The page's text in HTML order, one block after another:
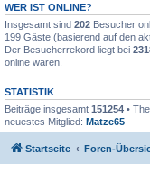
WER IST ONLINE?
Insgesamt sind 202 Besucher
199 Gäste (basierend auf den
Der Besucherrekord liegt bei
online waren.
STATISTIK
Beiträge insgesamt 151254 •
neuestes Mitglied: Matze65
Startseite Foren-